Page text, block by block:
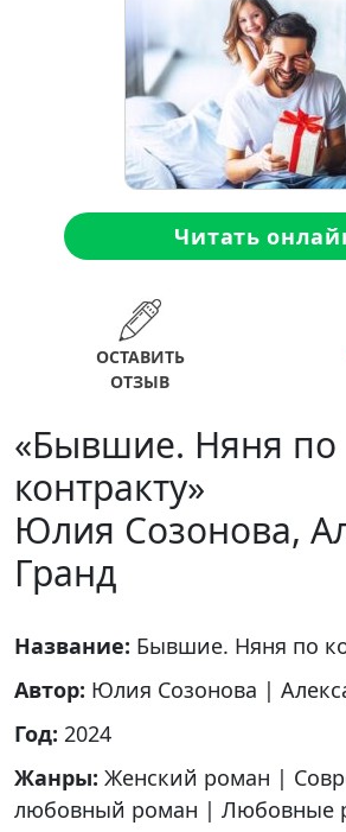
Читать
ОСТАВИТЬ
ОТЗЫВ
«Бывшие. Няня по
контракту»
Юлия Созонова,
Гранд
Название: Бывшие. Няня по
Автор: Юлия Созонова |
Год: 2024
Жанры: Женский роман |
любовный роман | Любовные